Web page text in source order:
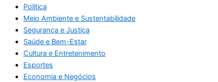
Política
Meio Ambiente e Sustentabilidade
Segurança e Justiça
Saúde e Bem-Estar
Cultura e Entretenimento
Esportes
Economia e Negócios